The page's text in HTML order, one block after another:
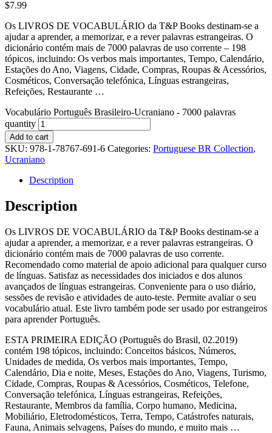
$7.99
Os LIVROS DE VOCABULÁRIO da T&P Books destinam-se a
ajudar a aprender, a memorizar, e a rever palavras estrangeiras. O
dicionário contém mais de 7000 palavras de uso corrente – 198
tópicos, incluindo: Os verbos mais importantes, Tempo, Calendário,
Estações do Ano, Viagens, Cidade, Compras, Roupas & Acessórios,
Cosméticos, Conversação telefónica, Línguas estrangeiras,
Refeições, Restaurante …
Vocabulário Português Brasileiro-Ucraniano - 7000 palavras
quantity
Add to cart
SKU: 978-1-78767-691-6 Categories: Portuguese BR Collection,
Ucraniano
Description
Description
Os LIVROS DE VOCABULÁRIO da T&P Books destinam-se a
ajudar a aprender, a memorizar, e a rever palavras estrangeiras. O
dicionário contém mais de 7000 palavras de uso corrente.
Recomendado como material de apoio adicional para qualquer curso
de línguas. Satisfaz as necessidades dos iniciados e dos alunos
avançados de línguas estrangeiras. Conveniente para o uso diário,
sessões de revisão e atividades de auto-teste. Permite avaliar o seu
vocabulário atual. Este livro também pode ser usado por estrangeiros
para aprender Português.
ESTA PRIMEIRA EDIÇÃO (Português do Brasil, 02.2019)
contém 198 tópicos, incluindo: Conceitos básicos, Números,
Unidades de medida, Os verbos mais importantes, Tempo,
Calendário, Dia e noite, Meses, Estações do Ano, Viagens, Turismo,
Cidade, Compras, Roupas & Acessórios, Cosméticos, Telefone,
Conversação telefónica, Línguas estrangeiras, Refeições,
Restaurante, Membros da família, Corpo humano, Medicina,
Mobiliário, Eletrodomésticos, Terra, Tempo, Catástrofes naturais,
Fauna, Animais selvagens, Países do mundo, e muito mais …